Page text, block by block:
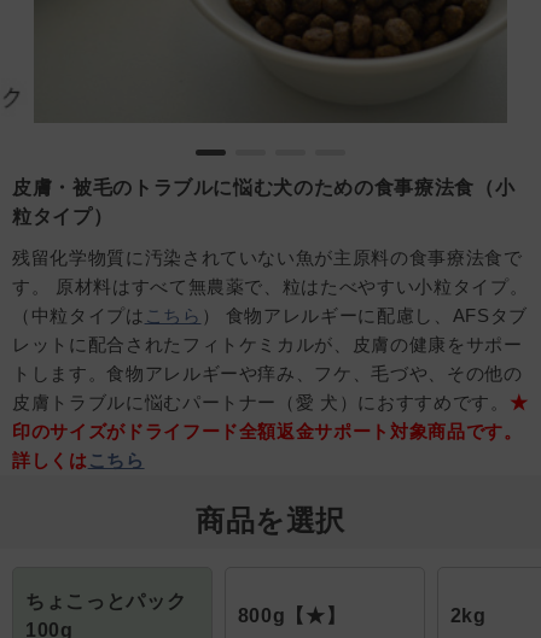
皮膚・被毛のトラブルに悩む犬のための食事療法食（小
粒タイプ）
残留化学物質に汚染されていない魚が主原料の食事療法食で
す。 原材料はすべて無農薬で、粒はたべやすい小粒タイプ。
（中粒タイプは こちら ） 食物アレルギーに配慮し、AFSタブ
レットに配合されたフィトケミカルが、皮膚の健康をサポー
トします。食物アレルギーや痒み、フケ、毛づや、その他の
皮膚トラブルに悩むパートナー（愛 犬）におすすめです。 ★
印のサイズがドライフード全額返金サポート対象商品です。
詳しくは こちら
商品を選択
ちょこっとパック
100g
800g【★】 2kg